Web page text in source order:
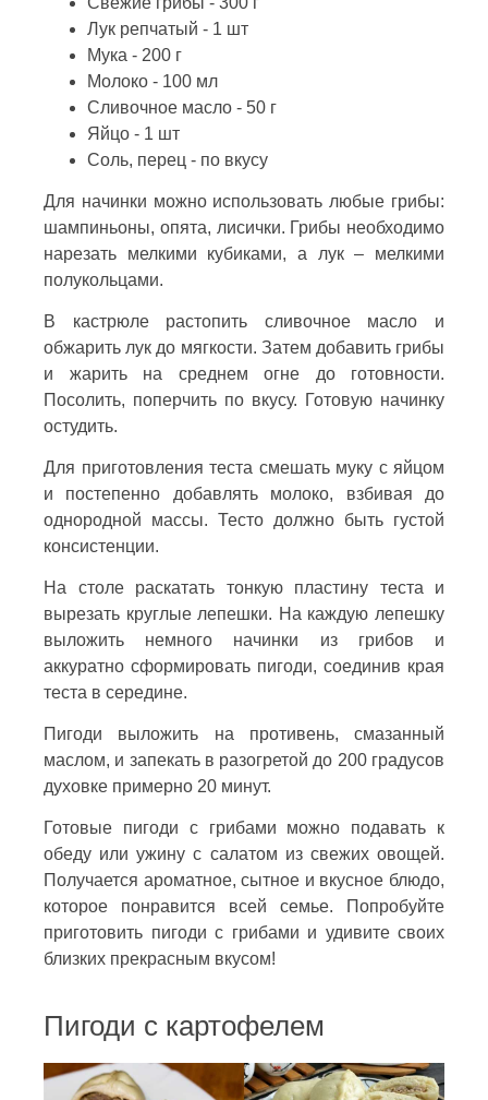
Лук репчатый - 1 шт
Мука - 200 г
Молоко - 100 мл
Сливочное масло - 50 г
Яйцо - 1 шт
Соль, перец - по вкусу
Для начинки можно использовать любые грибы:
шампиньоны, опята, лисички. Грибы необходимо
нарезать мелкими кубиками, а лук – мелкими
полукольцами.
В кастрюле растопить сливочное масло и
обжарить лук до мягкости. Затем добавить грибы
и жарить на среднем огне до готовности.
Посолить, поперчить по вкусу. Готовую начинку
остудить.
Для приготовления теста смешать муку с яйцом
и постепенно добавлять молоко, взбивая до
однородной массы. Тесто должно быть густой
консистенции.
На столе раскатать тонкую пластину теста и
вырезать круглые лепешки. На каждую лепешку
выложить немного начинки из грибов и
аккуратно сформировать пигоди, соединив края
теста в середине.
Пигоди выложить на противень, смазанный
маслом, и запекать в разогретой до 200 градусов
духовке примерно 20 минут.
Готовые пигоди с грибами можно подавать к
обеду или ужину с салатом из свежих овощей.
Получается ароматное, сытное и вкусное блюдо,
которое понравится всей семье. Попробуйте
приготовить пигоди с грибами и удивите своих
близких прекрасным вкусом!
Пигоди с картофелем